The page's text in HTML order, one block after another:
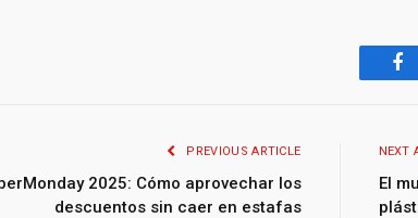
PREVIOUS ARTICLE
2025: Cómo aprovechar los
descuentos sin caer en estafas
NEXT
El